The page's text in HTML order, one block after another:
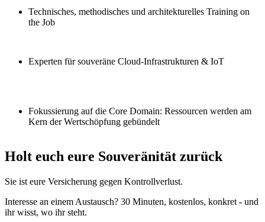
Technisches, methodisches und architekturelles Training on
the Job
Experten für souveräne Cloud-Infrastrukturen & IoT
Fokussierung auf die Core Domain: Ressourcen werden am
Kern der Wertschöpfung gebündelt
Holt euch eure Souveränität zurück
Sie ist eure Versicherung gegen Kontrollverlust.
Interesse an einem Austausch? 30 Minuten, kostenlos, konkret - und
ihr wisst, wo ihr steht.